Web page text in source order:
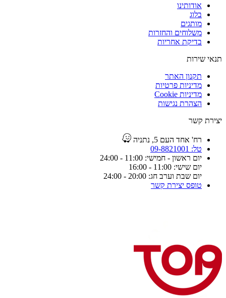
אודותינו
בלוג
מותגים
משלוחים והחזרות
בדיקת אחריות
תנאי שירות
תקנון האתר
מדיניות פרטיות
מדיניות Cookie
הצהרת נגישות
יצירת קשר
רח' אחד העם 5, נתניה
טל: 09-8821001
יום ראשון - חמישי: 11:00 - 24:00
יום שישי: 11:00 - 16:00
יום שבת וערב חג: 20:00 - 24:00
טופס יצירת קשר